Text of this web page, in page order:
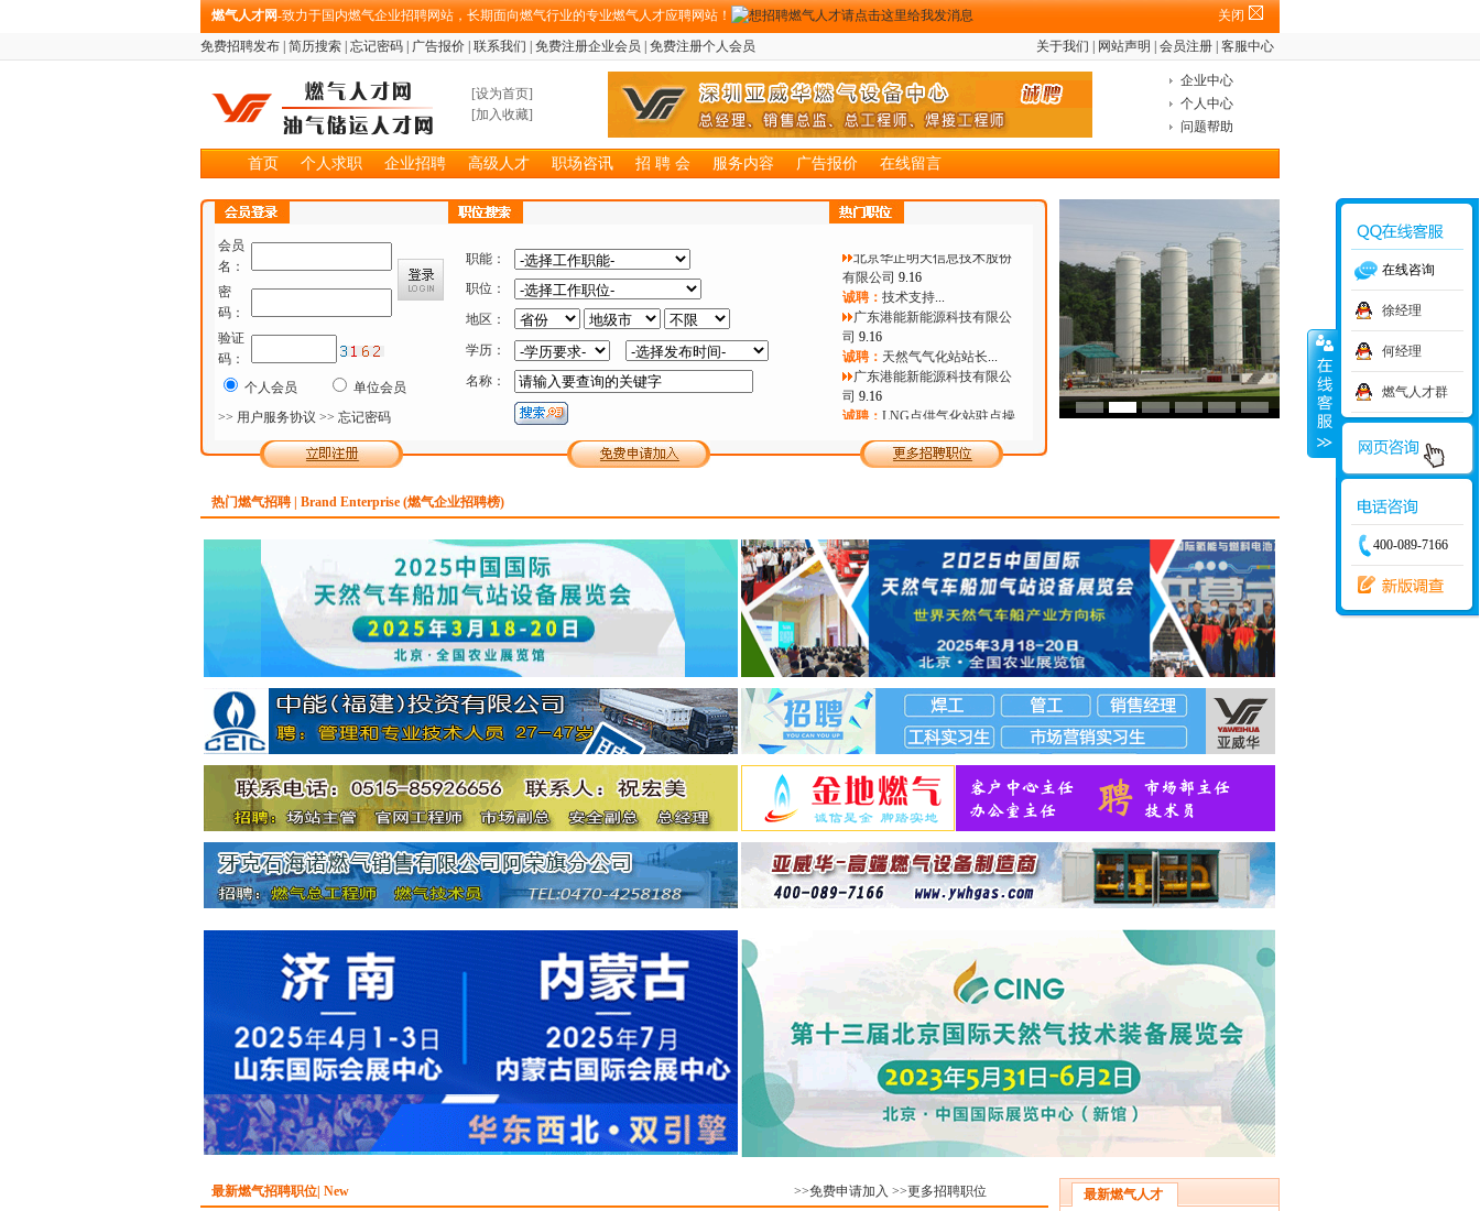
燃气人才网-致力于国内燃气企业招聘网站，长期面向燃气行业的专业燃气人才应聘网站！
关闭
免费招聘发布 简历搜索 忘记密码 广告报价 联系我们 免费注册企业会员 免费注册个人会员 关于我们 网站声明 会员注册 客服中心
[设为首页]
[加入收藏]
企业中心
个人中心
问题帮助
首页 个人求职 企业招聘 高级人才 职场咨讯 招 聘 会 服务内容 广告报价 在线留言
会员
名：
密
码：
验证
码：
个人会员
单位会员
>> 用户服务协议 >> 忘记密码
职能：
职位：
地区：
学历：
名称：
广州联诚能源科技发展有限
公司12.30
诚聘：销售代表...
浙江文华建设项目管理有限
公司
12.30
诚聘：燃气监理工程师...
北京华正明天信息技术股份
有限公司
北京华正明天信息技术股份
有限公司 9.16
诚聘： 技术支持...
广东港能新能源科技有限公
司 9.16
诚聘： 天然气气化站站长...
广东港能新能源科技有限公
司 9.16
诚聘： LNG点供气化站驻点操
广东港能新能源科技有限公
理...
司9.16
诚聘： LNG点供技术和建站经
理...
广东港能新能源科技有限公
司 9.16
诚聘：LNG点供业务开发经
理...
河北盛德燃气有限公司9.16
诚聘：
分公司总经理...
广州联诚能源科技发展有限
公司12.30
诚聘：
销售代表...
浙江文华建设项目管理有限
公司12.30
诚聘：燃气监理工程师...
北京华正明天信息技术股份
有限公司
9.16
项目经理 ...
广东港能新能源科技有限公
诚聘：天然气气化站站长...
广东港能新能源科技有限公
司
9.16
诚聘：LNG点供气化站驻点操
...
广东港能新能源科技有限公
9.16
理...
广东港能新能源科技有限公
热门燃气招聘 | Brand Enterprise (燃气企业招聘榜)
最新燃气招聘职位| New >>免费申请加入 >>更多招聘职位 最新燃气人才
在线咨询
徐经理
何经理
燃气人才群
400-089-7166